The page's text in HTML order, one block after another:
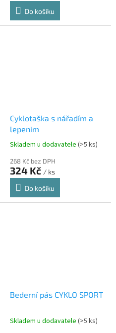
Do košíku
Cyklotaška s nářadím a
lepením
Skladem u dodavatele (>5 ks)
268 Kč bez DPH
324 Kč / ks
Do košíku
Bederní pás CYKLO SPORT
Skladem u dodavatele (>5 ks)